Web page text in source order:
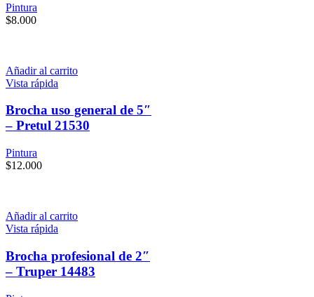
Pintura
$8.000
Añadir al carrito
Vista rápida
Brocha uso general de 5″
– Pretul 21530
Pintura
$12.000
Añadir al carrito
Vista rápida
Brocha profesional de 2″
– Truper 14483